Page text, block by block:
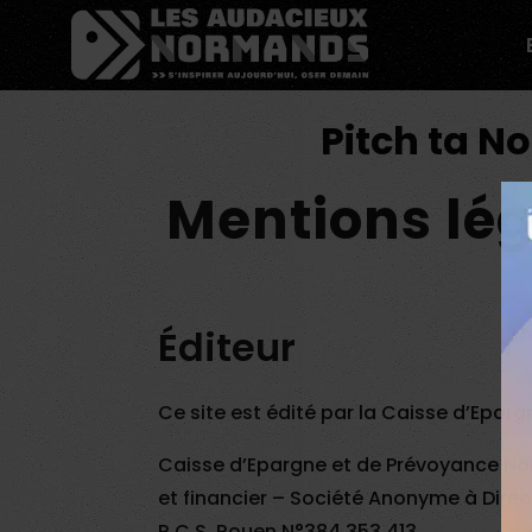
Mentions
Éditeur
Ce site est édité par la Caisse
Caisse d’Epargne et de Prévoyance
et financier – Société Anonyme à
Pitch ta
Êtes-vous d'accord pour activer les cookies pour une